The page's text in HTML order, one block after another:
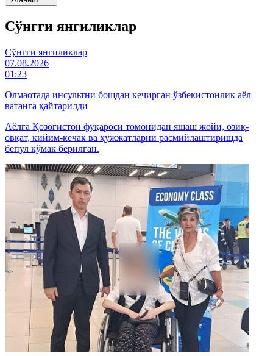
Cўнгги янгиликлар
Cўнгги янгиликлар
07.08.2026
01:23
Олмаотада инсультни бошдан кечирган ўзбекистонлик аёл
ватанга қайтарилди
Аёлга Қозоғистон фуқароси томонидан яшаш жойи, озиқ-
овқат, кийим-кечак ва ҳужжатларни расмийлаштиришда
бепул кўмак берилган.